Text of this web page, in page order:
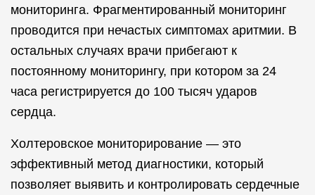
мониторинга. Фрагментированный мониторинг
проводится при нечастых симптомах аритмии. В
остальных случаях врачи прибегают к
постоянному мониторингу, при котором за 24
часа регистрируется до 100 тысяч ударов
сердца.
Холтеровское мониторирование — это
эффективный метод диагностики, который
позволяет выявить и контролировать сердечные